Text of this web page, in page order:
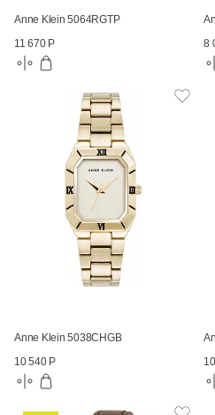
Anne Klein 5064RGTP
11 670 Р
8
Anne Klein 5038CHGB
10 540 Р